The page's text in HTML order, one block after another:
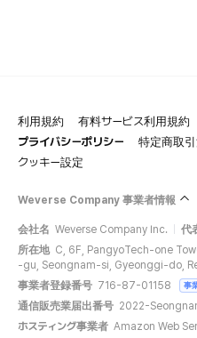
利用規約 有料サービス利用規約
プライバシーポリシー
特定商取
クッキー設定
Weverse Company 事業者情報
会社名 Weverse Company Inc. 代
所在地 C, 6F, PangyoTech-one
-gu, Seongnam-si, Gyeonggi-do,
事業者登録番号 716-87-01158 事
通信販売業届出番号 2022-
ホスティング事業者 Amazon Web